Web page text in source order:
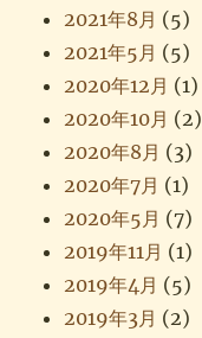
2021年8月 (5)
2021年5月 (5)
2020年12月 (1)
2020年10月 (2)
2020年8月 (3)
2020年7月 (1)
2020年5月 (7)
2019年11月 (1)
2019年4月 (5)
2019年3月 (2)